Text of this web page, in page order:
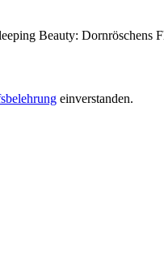
Beauty: Dornröschens
einverstanden.